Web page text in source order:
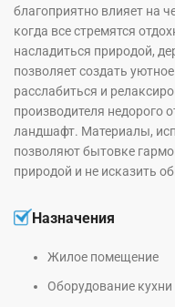
благоприятно влияет на
когда все стремятся
насладиться природой,
позволяет создать
расслабиться и
производителя недорого
ландшафт. Материалы,
позволяют бытовке
природой и не исказить
Назначения
Жилое помещение
Оборудование кухни